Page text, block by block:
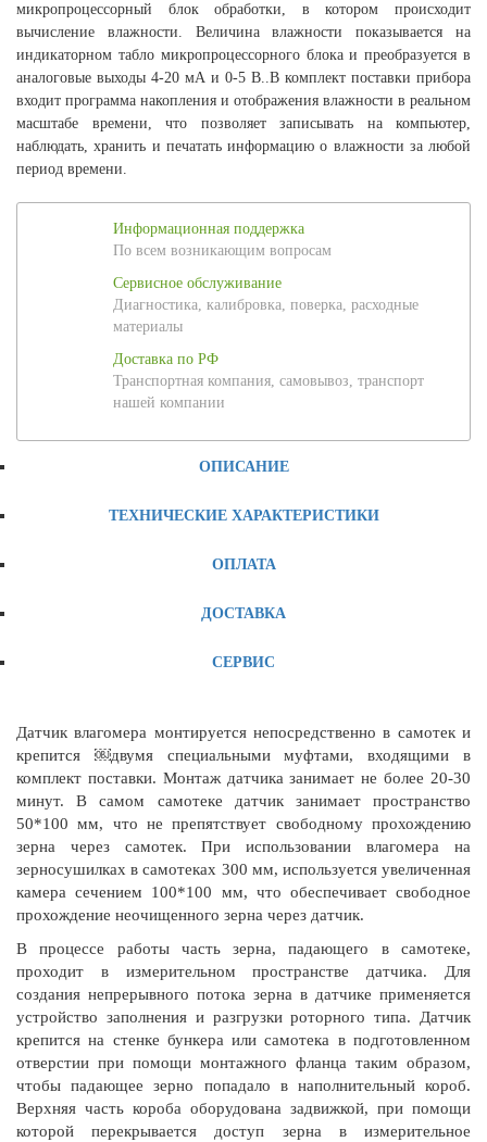
микропроцессорный блок обработки, в котором происходит
вычисление влажности. Величина влажности показывается на
индикаторном табло микропроцессорного блока и преобразуется в
аналоговые выходы 4-20 мА и 0-5 В..В комплект поставки прибора
входит программа накопления и отображения влажности в реальном
масштабе времени, что позволяет записывать на компьютер,
наблюдать, хранить и печатать информацию о влажности за любой
период времени.
Информационная поддержка
По всем возникающим вопросам
Сервисное обслуживание
Диагностика, калибровка, поверка, расходные
материалы
Доставка по РФ
Транспортная компания, самовывоз, транспорт
нашей компании
ОПИСАНИЕ
ТЕХНИЧЕСКИЕ ХАРАКТЕРИСТИКИ
ОПЛАТА
ДОСТАВКА
СЕРВИС
Датчик влагомера монтируется непосредственно в самотек и
крепится ￼двумя специальными муфтами, входящими в
комплект поставки. Монтаж датчика занимает не более 20-30
минут. В самом самотеке датчик занимает пространство
50*100 мм, что не препятствует свободному прохождению
зерна через самотек. При использовании влагомера на
зерносушилках в самотеках 300 мм, используется увеличенная
камера сечением 100*100 мм, что обеспечивает свободное
прохождение неочищенного зерна через датчик.
В процессе работы часть зерна, падающего в самотеке,
проходит в измерительном пространстве датчика. Для
создания непрерывного потока зерна в датчике применяется
устройство заполнения и разгрузки роторного типа. Датчик
крепится на стенке бункера или самотека в подготовленном
отверстии при помощи монтажного фланца таким образом,
чтобы падающее зерно попадало в наполнительный короб.
Верхняя часть короба оборудована задвижкой, при помощи
которой перекрывается доступ зерна в измерительное